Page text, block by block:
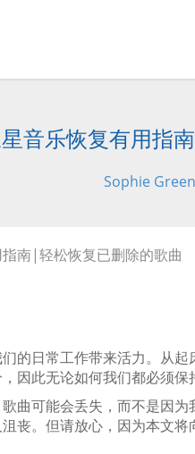
音乐恢复有用指
Sophie Green
南|轻松恢复已删除的歌曲
的日常工作带来活力。从
因此无论如何我们都必须保
曲可能会丢失，而不是因
丧。但请放心，因为本文将